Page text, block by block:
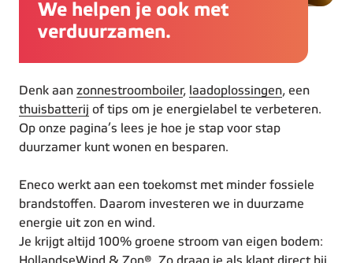
We helpen je ook met
verduurzamen.
Denk aan zonnestroomboiler, laadoplossingen, een
thuisbatterij of tips om je energielabel te verbeteren.
Op onze pagina’s lees je hoe je stap voor stap
duurzamer kunt wonen en besparen.
Eneco werkt aan een toekomst met minder fossiele
brandstoffen. Daarom investeren we in duurzame
energie uit zon en wind.
Je krijgt altijd 100% groene stroom van eigen bodem: